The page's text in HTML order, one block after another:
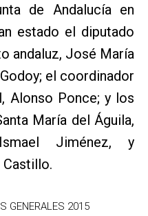
de Andalucía en
estado el diputado
andaluz, José María
el coordinador
Alonso Ponce; y los
María del Águila,
Jiménez, y
GENERALES 2015